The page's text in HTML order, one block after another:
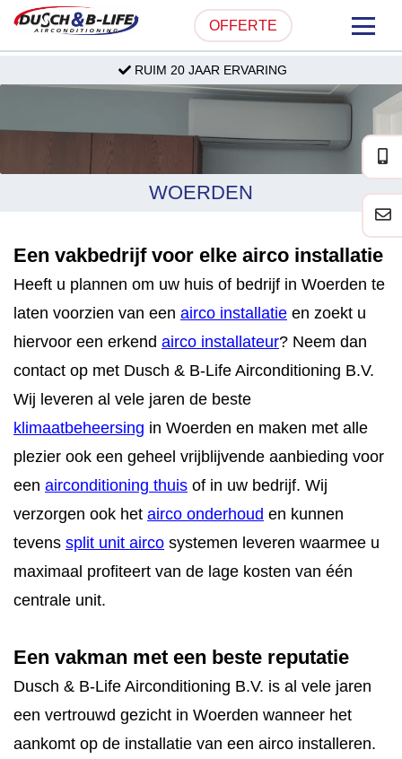
HOME
OVER ONS
PRODUCTEN
SERVICE & ONDERHOUD
CONTACT
STORING MELDEN
AFSPRAAK MAKEN
OFFERTE
RUIM 20 JAAR ERVARING
WOERDEN
Een vakbedrijf voor elke airco installatie
Heeft u plannen om uw huis of bedrijf in Woerden te
laten voorzien van een airco installatie en zoekt u
hiervoor een erkend airco installateur? Neem dan
contact op met Dusch & B-Life Airconditioning B.V.
Wij leveren al vele jaren de beste
klimaatbeheersing in Woerden en maken met alle
plezier ook een geheel vrijblijvende aanbieding voor
een airconditioning thuis of in uw bedrijf. Wij
verzorgen ook het airco onderhoud en kunnen
tevens split unit airco systemen leveren waarmee u
maximaal profiteert van de lage kosten van één
centrale unit.
Een vakman met een beste reputatie
Dusch & B-Life Airconditioning B.V. is al vele jaren
een vertrouwd gezicht in Woerden wanneer het
aankomt op de installatie van een airco installeren.